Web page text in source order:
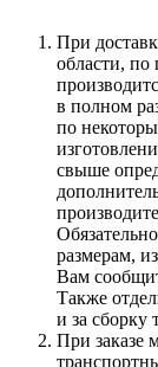
При
области, по
в полном
по
свыше
размерам,
Вам
Также
и за сборку
При заказе